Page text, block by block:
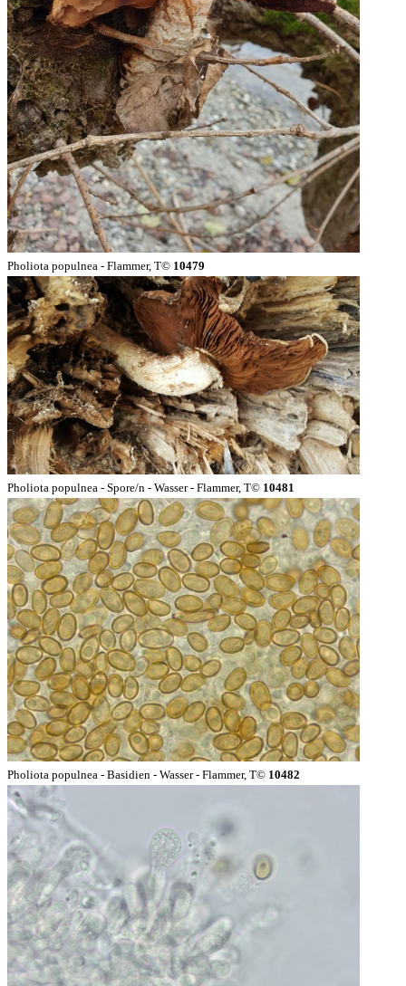
Pholiota populnea - Flammer, T© 10479
Pholiota populnea - Spore/n - Wasser - Flammer, T© 10481
Pholiota populnea - Basidien - Wasser - Flammer, T© 10482